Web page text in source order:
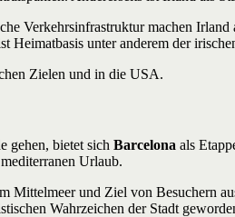
Verkehrsinfrastruktur machen
Heimatbasis unter anderem der
Zielen und in die USA.
gehen, bietet sich Barcelona als
Urlaub.
Mittelmeer und Ziel von Besuchern
Wahrzeichen der Stadt